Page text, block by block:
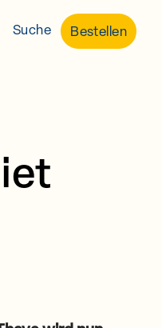
Suche Bestellen